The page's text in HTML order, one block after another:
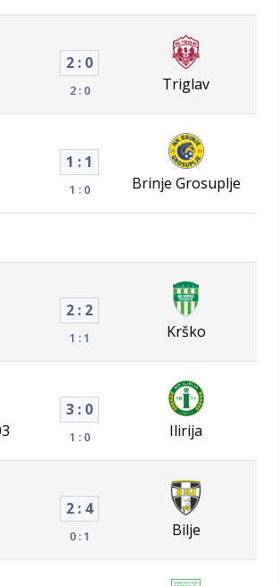
2 : 0
2 : 0 Triglav
1 : 1
1 : 0 Brinje Grosuplje
2 : 2
1 : 1 Krško
3 : 0
1 : 0 Ilirija
2 : 4
0 : 1 Bilje